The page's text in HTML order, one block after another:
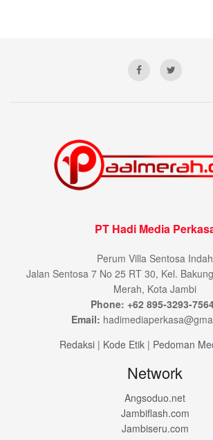
PT Hadi Media
Perum Villa Sentosa Indah
Jalan Sentosa 7 No 25 RT 30, Kel.
Merah, Kota Jambi
Phone: +62 895-3293-
Email:
Redaksi | Kode Etik | Pedoman
Network
Angsoduo.net
Jambiflash.com
Jambiseru.com